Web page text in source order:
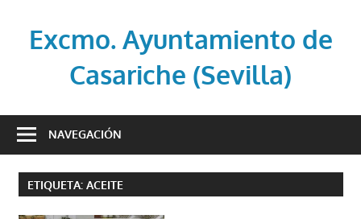
contenidoExcmo. Ayuntamiento de
Casariche (Sevilla)
oficial
Ayuntamiento
de
Casariche
NAVEGACIÓN
ETIQUETA: ACEITE